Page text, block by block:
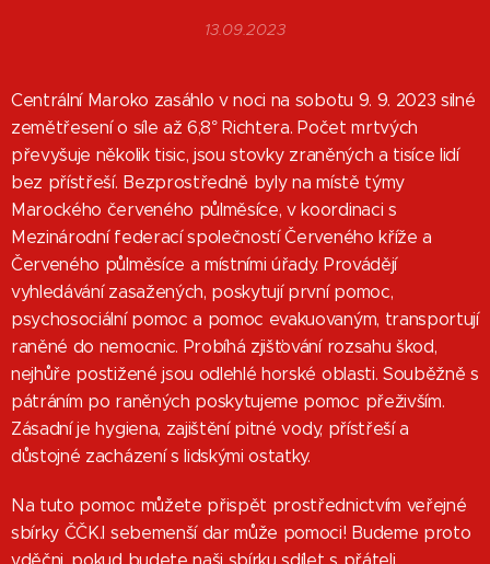
13.09.2023
Centrální Maroko zasáhlo v noci na sobotu 9. 9. 2023 silné
zemětřesení o síle až 6,8° Richtera. Počet mrtvých
převyšuje několik tisic, jsou stovky zraněných a tisíce lidí
bez přístřeší. Bezprostředně byly na místě týmy
Marockého červeného půlměsíce, v koordinaci s
Mezinárodní federací společností Červeného kříže a
Červeného půlměsíce a místními úřady. Provádějí
vyhledávání zasažených, poskytují první pomoc,
psychosociální pomoc a pomoc evakuovaným, transportují
raněné do nemocnic. Probíhá zjišťování rozsahu škod,
nejhůře postižené jsou odlehlé horské oblasti. Souběžně s
pátráním po raněných poskytujeme pomoc přeživším.
Zásadní je hygiena, zajištění pitné vody, přístřeší a
důstojné zacházení s lidskými ostatky.
Na tuto pomoc můžete přispět prostřednictvím veřejné
sbírky ČČK.I sebemenší dar může pomoci! Budeme proto